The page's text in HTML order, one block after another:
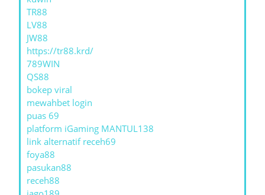
TR88
LV88
JW88
https://tr88.krd/
789WIN
QS88
bokep viral
mewahbet login
puas 69
platform iGaming MANTUL138
link alternatif receh69
foya88
pasukan88
receh88